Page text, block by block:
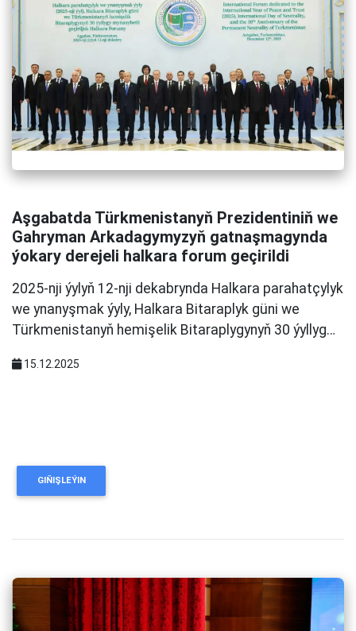
Aşgabatda Türkmenistanyň Prezidentiniň we
Gahryman Arkadagymyzyň gatnaşmagynda
ýokary derejeli halkara forum geçirildi
2025-nji ýylyň 12-nji dekabrynda Halkara parahatçylyk
we ynanyşmak ýyly, Halkara Bitaraplyk güni we
Türkmenistanyň hemişelik Bitaraplygynyň 30 ýyllyg…
15.12.2025
GIŇIŞLEÝIN